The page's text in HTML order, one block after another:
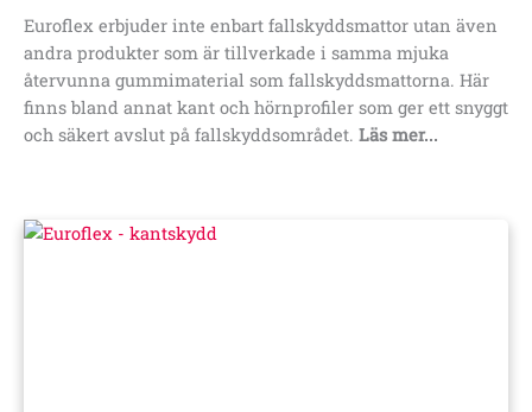
Euroflex erbjuder inte enbart fallskyddsmattor utan även
andra produkter som är tillverkade i samma mjuka
återvunna gummimaterial som fallskyddsmattorna. Här
finns bland annat kant och hörnprofiler som ger ett snyggt
och säkert avslut på fallskyddsområdet. Läs mer...